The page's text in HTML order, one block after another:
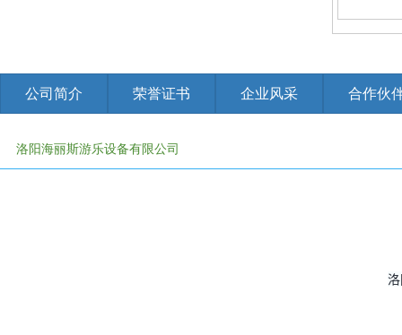
洛阳海丽斯游乐设备有限公司
公司简介 荣誉证书 合作伙
企业风采